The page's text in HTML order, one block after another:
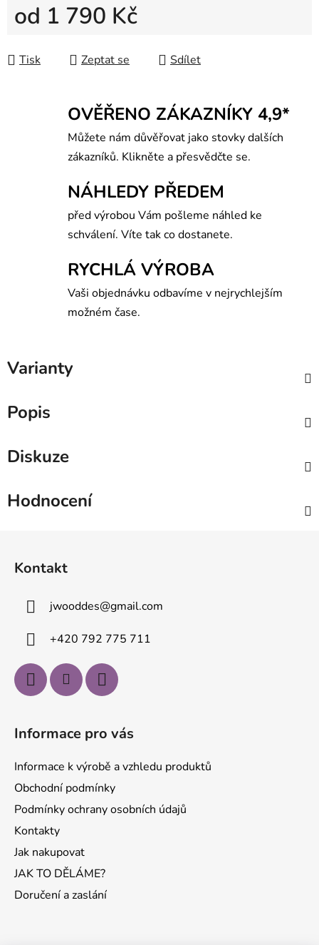
od 1 790 Kč
Tisk
Zeptat se Sdílet
OVĚŘENO ZÁKAZNÍKY 4,9*
Můžete nám důvěřovat jako stovky dalších
zákazníků. Klikněte a přesvědčte se.
NÁHLEDY PŘEDEM
před výrobou Vám pošleme náhled ke
schválení. Víte tak co dostanete.
RYCHLÁ VÝROBA
Vaši objednávku odbavíme v nejrychlejším
možném čase.
Varianty
Popis
Diskuze
Hodnocení
Kontakt
jwooddes@gmail.com
+420 792 775 711
Informace pro vás
Informace k výrobě a vzhledu produktů
Obchodní podmínky
Podmínky ochrany osobních údajů
Kontakty
Jak nakupovat
JAK TO DĚLÁME?
Doručení a zaslání